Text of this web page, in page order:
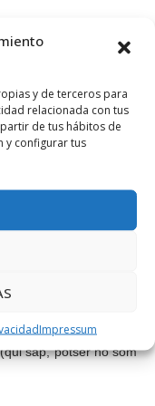
y de terceros para
relacionada con tus
de tus hábitos de
y configurar tus
Impressum
al final ens apanyem
aquestes coses sóc
per quedar i xerrar
servir més per parlar
opinaran a la seva
sap, potser ho som